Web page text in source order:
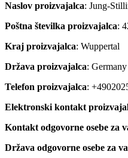
Naslov proizvajalca: Jung-
Poštna številka proizvajalca:
Kraj proizvajalca: Wuppertal
Država proizvajalca: Germany
Telefon proizvajalca:
Elektronski kontakt
Kontakt odgovorne osebe za
Država odgovorne osebe za